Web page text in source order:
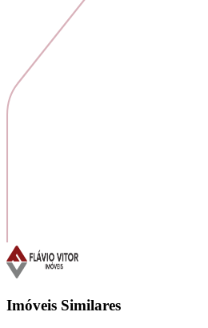
Imóveis Similares